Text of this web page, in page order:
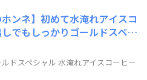
出します？ちょっと絞りま
、正解を教えてほしいです！
ネ】初めて水淹れアイスコ
でもしっかりゴールドスペシ
いです。コーヒーにしっかり
る方にピッタリな感じでし
モンドミルクと割って飲む
ルドスペシャル 水淹れアイスコーヒー